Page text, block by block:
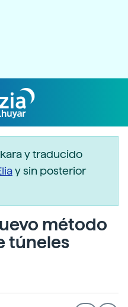
y traducido
y sin posterior
método
túneles